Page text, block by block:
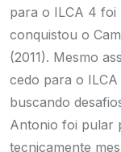
para o ILCA 4 foi
conquistou o
(2011). Mesmo
cedo para o
buscando
Antonio foi pular
tecnicamente